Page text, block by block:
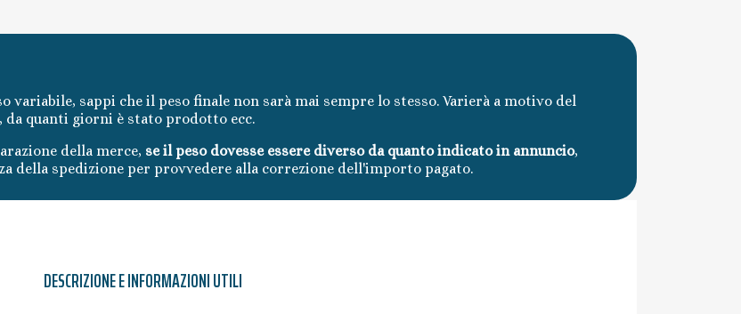
variabile, sappi che il peso finale non sarà mai sempre lo stesso. Varierà a motivo del
quanti giorni è stato prodotto ecc.
della merce, se il peso dovesse essere diverso da quanto indicato in annuncio,
della spedizione per provvedere alla correzione dell'importo pagato.
DESCRIZIONE E INFORMAZIONI UTILI